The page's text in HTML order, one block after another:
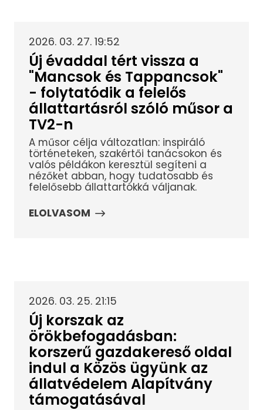
2026. 03. 27. 19:52
Új évaddal tért vissza a
"Mancsok és Tappancsok"
- folytatódik a felelős
állattartásról szóló műsor a
TV2-n
A műsor célja változatlan: inspiráló
történeteken, szakértői tanácsokon és
valós példákon keresztül segíteni a
nézőket abban, hogy tudatosabb és
felelősebb állattartókká váljanak.
ELOLVASOM
2026. 03. 25. 21:15
Új korszak az
örökbefogadásban:
korszerű gazdakereső oldal
indul a Közös ügyünk az
állatvédelem Alapítvány
támogatásával